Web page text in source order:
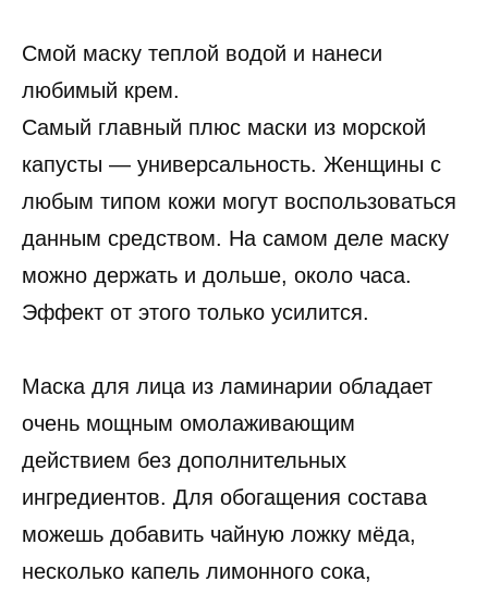
Смой маску теплой водой и нанеси
любимый крем.
Самый главный плюс маски из морской
капусты — универсальность. Женщины с
любым типом кожи могут воспользоваться
данным средством. На самом деле маску
можно держать и дольше, около часа.
Эффект от этого только усилится.
Маска для лица из ламинарии обладает
очень мощным омолаживающим
действием без дополнительных
ингредиентов. Для обогащения состава
можешь добавить чайную ложку мёда,
несколько капель лимонного сока,